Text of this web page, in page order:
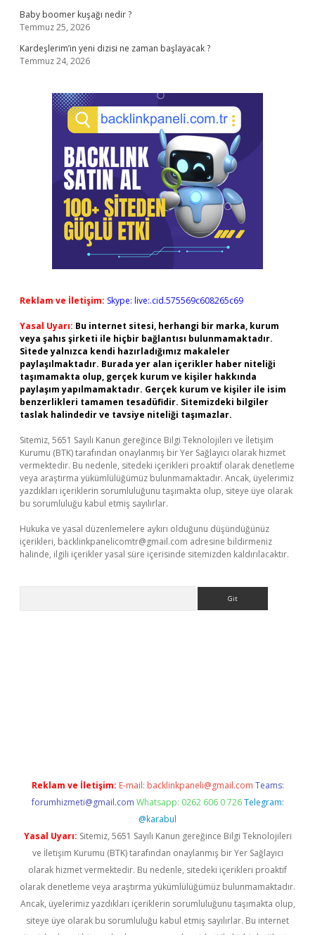
Baby boomer kuşağı nedir ?
Temmuz 25, 2026
Kardeşlerim’in yeni dizisi ne zaman başlayacak ?
Temmuz 24, 2026
Reklam ve İletişim: Skype: live:.cid.575569c608265c69
Yasal Uyarı: Bu internet sitesi, herhangi bir marka, kurum
veya şahıs şirketi ile hiçbir bağlantısı bulunmamaktadır.
Sitede yalnızca kendi hazırladığımız makaleler
paylaşılmaktadır. Burada yer alan içerikler haber niteliği
taşımamakta olup, gerçek kurum ve kişiler hakkında
paylaşım yapılmamaktadır. Gerçek kurum ve kişiler ile isim
benzerlikleri tamamen tesadüfidir. Sitemizdeki bilgiler
taslak halindedir ve tavsiye niteliği taşımazlar.
Sitemiz, 5651 Sayılı Kanun gereğince Bilgi Teknolojileri ve İletişim
Kurumu (BTK) tarafından onaylanmış bir Yer Sağlayıcı olarak hizmet
vermektedir. Bu nedenle, sitedeki içerikleri proaktif olarak denetleme
veya araştırma yükümlülüğümüz bulunmamaktadır. Ancak, üyelerimiz
yazdıkları içeriklerin sorumluluğunu taşımakta olup, siteye üye olarak
bu sorumluluğu kabul etmiş sayılırlar.
Hukuka ve yasal düzenlemelere aykırı olduğunu düşündüğünüz
içerikleri, backlinkpanelicomtr@gmail.com adresine bildirmeniz
halinde, ilgili içerikler yasal süre içerisinde sitemizden kaldırılacaktır.
Reklam ve İletişim: E-mail: backlinkpaneli@gmail.com Teams:
forumhizmeti@gmail.com Whatsapp: 0262 606 0 726 Telegram:
@karabul
Yasal Uyarı: Sitemiz, 5651 Sayılı Kanun gereğince Bilgi Teknolojileri
ve İletişim Kurumu (BTK) tarafından onaylanmış bir Yer Sağlayıcı
olarak hizmet vermektedir. Bu nedenle, sitedeki içerikleri proaktif
olarak denetleme veya araştırma yükümlülüğümüz bulunmamaktadır.
Ancak, üyelerimiz yazdıkları içeriklerin sorumluluğunu taşımakta olup,
siteye üye olarak bu sorumluluğu kabul etmiş sayılırlar. Bu internet